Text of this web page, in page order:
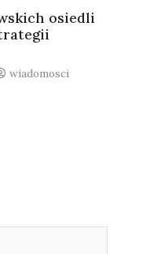
osiedli
wiadomosci